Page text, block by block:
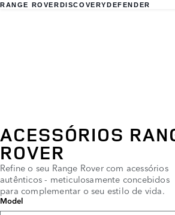
RANGE ROVERDISCOVERYDEFENDER
ACESSÓRIOS
ROVER
Refine o seu Range Rover com acessórios
autênticos - meticulosamente concebidos
para complementar o seu estilo de vida.
Model